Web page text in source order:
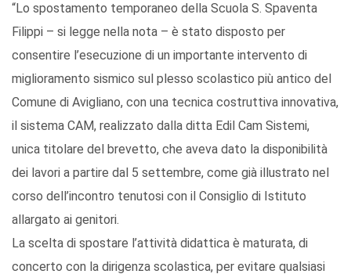
“Lo spostamento temporaneo della Scuola S. Spaventa
Filippi – si legge nella nota – è stato disposto per
consentire l’esecuzione di un importante intervento di
miglioramento sismico sul plesso scolastico più antico del
Comune di Avigliano, con una tecnica costruttiva innovativa,
il sistema CAM, realizzato dalla ditta Edil Cam Sistemi,
unica titolare del brevetto, che aveva dato la disponibilità
dei lavori a partire dal 5 settembre, come già illustrato nel
corso dell’incontro tenutosi con il Consiglio di Istituto
allargato ai genitori.
La scelta di spostare l’attività didattica è maturata, di
concerto con la dirigenza scolastica, per evitare qualsiasi